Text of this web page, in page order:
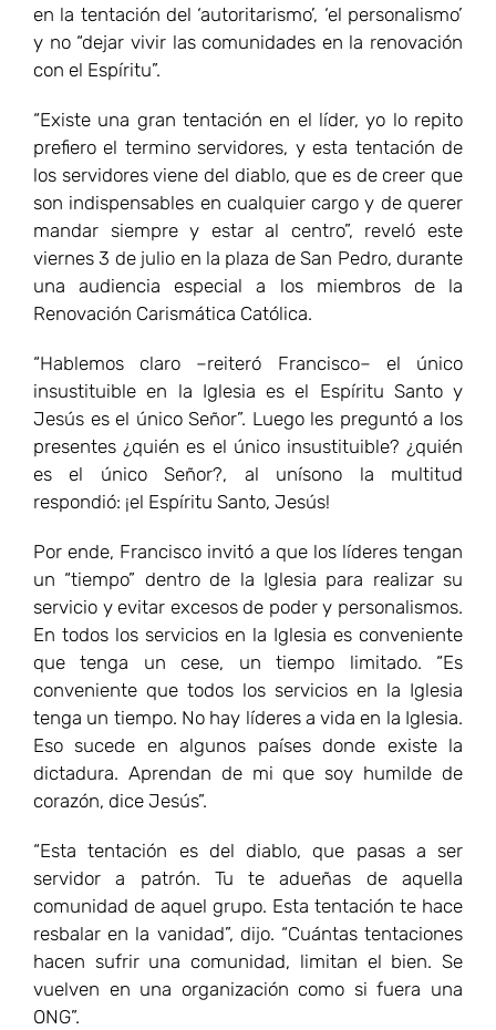
en la tentación del ‘autoritarismo’, ‘el personalismo’
y no “dejar vivir las comunidades en la renovación
con el Espíritu”.
“Existe una gran tentación en el líder, yo lo repito
prefiero el termino servidores, y esta tentación de
los servidores viene del diablo, que es de creer que
son indispensables en cualquier cargo y de querer
mandar siempre y estar al centro”, reveló este
viernes 3 de julio en la plaza de San Pedro, durante
una audiencia especial a los miembros de la
Renovación Carismática Católica.
“Hablemos claro –reiteró Francisco– el único
insustituible en la Iglesia es el Espíritu Santo y
Jesús es el único Señor”. Luego les preguntó a los
presentes ¿quién es el único insustituible? ¿quién
es el único Señor?, al unísono la multitud
respondió: ¡el Espíritu Santo, Jesús!
Por ende, Francisco invitó a que los líderes tengan
un “tiempo” dentro de la Iglesia para realizar su
servicio y evitar excesos de poder y personalismos.
En todos los servicios en la Iglesia es conveniente
que tenga un cese, un tiempo limitado. “Es
conveniente que todos los servicios en la Iglesia
tenga un tiempo. No hay líderes a vida en la Iglesia.
Eso sucede en algunos países donde existe la
dictadura. Aprendan de mi que soy humilde de
corazón, dice Jesús”.
“Esta tentación es del diablo, que pasas a ser
servidor a patrón. Tu te adueñas de aquella
comunidad de aquel grupo. Esta tentación te hace
resbalar en la vanidad”, dijo. “Cuántas tentaciones
hacen sufrir una comunidad, limitan el bien. Se
vuelven en una organización como si fuera una
ONG”.